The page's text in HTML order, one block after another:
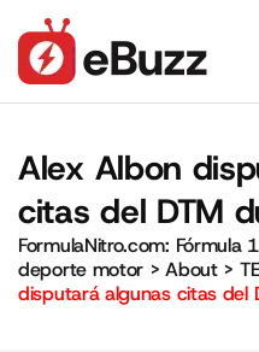
Alex Albon
citas del DTM
FormulaNitro.com:
deporte motor >About>
disputará algunas citas del